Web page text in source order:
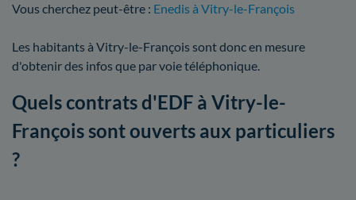
Vous cherchez peut-être : Enedis à Vitry-le-François
Les habitants à Vitry-le-François sont donc en mesure
d'obtenir des infos que par voie téléphonique.
Quels contrats d'EDF à Vitry-le-
François sont ouverts aux particuliers
?